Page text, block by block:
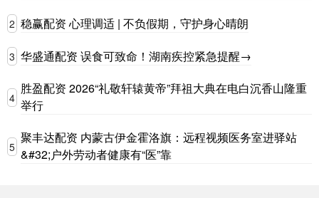
2 稳赢配资 心理调适 | 不负假期，守护身心晴朗
3 华盛通配资 误食可致命！湖南疾控紧急提醒→
4
胜盈配资 2026“礼敬轩辕黄帝”拜祖大典在电白沉香山隆重
举行
5
聚丰达配资 内蒙古伊金霍洛旗：远程视频医务室进驿站
&#32;户外劳动者健康有“医”靠